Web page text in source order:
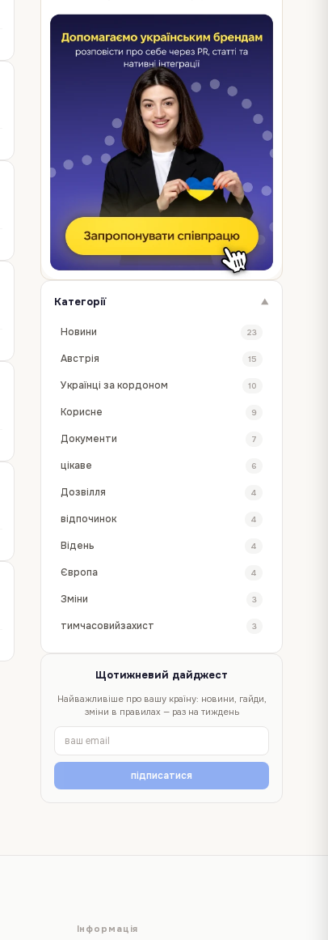
Категорії ▼
Новини 23
Австрія 15
Українці за кордоном 10
Корисне 9
Документи 7
цікаве 6
Дозвілля 4
відпочинок 4
Відень 4
Європа 4
Зміни 3
тимчасовийзахист 3
Щотижневий дайджест
Найважливіше про вашу країну: новини, гайди,
зміни в правилах — раз на тиждень
підписатися
Інформація